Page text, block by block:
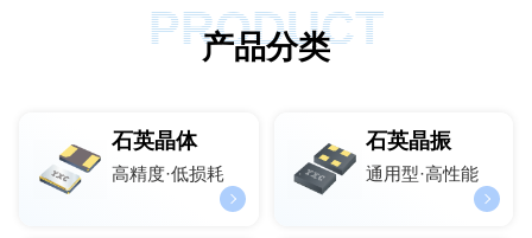
PRODUCT
产品分类
石英晶体
高精度·低损耗
石英晶振
通用型·高性能